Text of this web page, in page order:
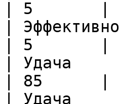
| 5
|
| 5
| Удача
| 85
| Удача